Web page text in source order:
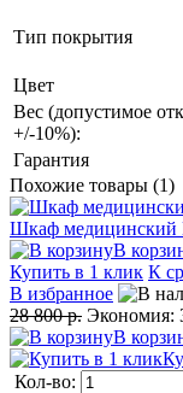
Тип покрытия
Цвет
Вес (допустимое
+/-10%):
Гарантия
Похожие товары (1)
Шкаф медицинский
В
Купить в 1 клик К
В избранное
28 800 р. Экономия:
В
Кол-во: